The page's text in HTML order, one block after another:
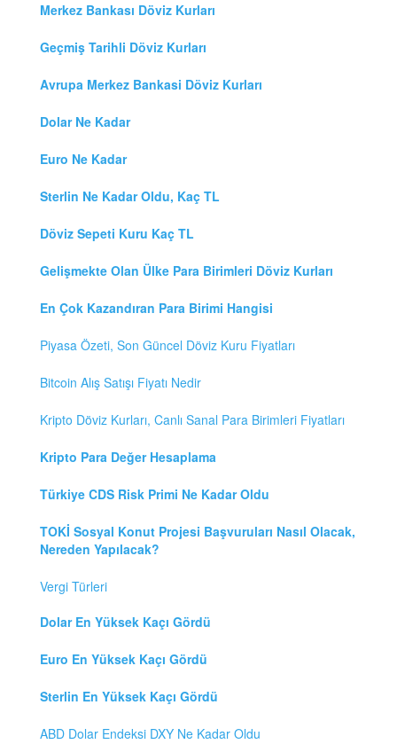
Merkez Bankası Döviz Kurları
Geçmiş Tarihli Döviz Kurları
Avrupa Merkez Bankasi Döviz Kurları
Dolar Ne Kadar
Euro Ne Kadar
Sterlin Ne Kadar Oldu, Kaç TL
Döviz Sepeti Kuru Kaç TL
Gelişmekte Olan Ülke Para Birimleri Döviz Kurları
En Çok Kazandıran Para Birimi Hangisi
Piyasa Özeti, Son Güncel Döviz Kuru Fiyatları
Bitcoin Alış Satışı Fiyatı Nedir
Kripto Döviz Kurları, Canlı Sanal Para Birimleri Fiyatları
Kripto Para Değer Hesaplama
Türkiye CDS Risk Primi Ne Kadar Oldu
TOKİ Sosyal Konut Projesi Başvuruları Nasıl Olacak,
Nereden Yapılacak?
Vergi Türleri
Dolar En Yüksek Kaçı Gördü
Euro En Yüksek Kaçı Gördü
Sterlin En Yüksek Kaçı Gördü
ABD Dolar Endeksi DXY Ne Kadar Oldu